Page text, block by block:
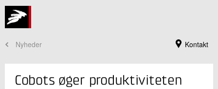
Kontakt
Nyheder
Cobots øger produktiviteten